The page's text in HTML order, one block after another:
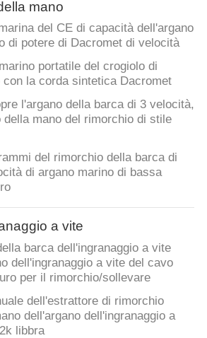
mano
del CE di capacità dell'argano
di potere di Dacromet di velocità
portatile del crogiolo di
con la corda sintetica Dacromet
l'argano della barca di 3 velocità,
della mano del rimorchio di stile
del rimorchio della barca di
di argano marino di bassa
a vite
barca dell'ingranaggio a vite
dell'ingranaggio a vite del cavo
per il rimorchio/sollevare
dell'estrattore di rimorchio
dell'argano dell'ingranaggio a
libbra